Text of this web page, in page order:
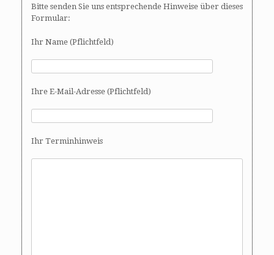
Bitte senden Sie uns entsprechende Hinweise über dieses
Formular:
Ihr Name (Pflichtfeld)
Ihre E-Mail-Adresse (Pflichtfeld)
Ihr Terminhinweis